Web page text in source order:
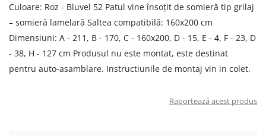
Culoare: Roz - Bluvel 52 Patul vine însoțit de somieră tip grilaj
– somieră lamelară Saltea compatibilă: 160x200 cm
Dimensiuni: A - 211, B - 170, C - 160x200, D - 15, E - 4, F - 23, D
- 38, H - 127 cm Produsul nu este montat, este destinat
pentru auto-asamblare. Instructiunile de montaj vin in colet.
Raportează acest produs